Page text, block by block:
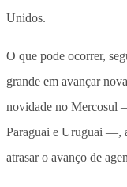
Unidos.
O que pode ocorrer,
grande em avançar
novidade no Mercosul
Paraguai e Uruguai —,
atrasar o avanço de